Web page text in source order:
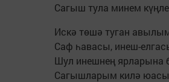
Сагыш тула минем
Искә төшә туган
Саф һавасы, инеш-
Шул инешнең ярларына
Сагышларым килә